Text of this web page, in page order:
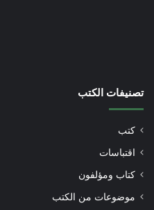
تصنيفات الكتب
كتب
اقتباسات
كتاب ومؤلفون
موضوعات من الكتب